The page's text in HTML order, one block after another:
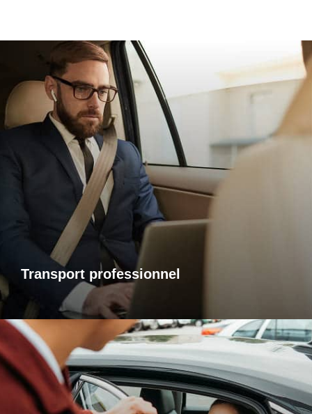
Transport professionnel
Transports professionnels
Je vous propose un service de transport dédié aux
déplacements d’affaires, adapté à vos besoins et à vos
contraintes. Que ce soit pour un rendez-vous, une réunion
ou bien un évènement, profitez d’un service ponctuel, discret
et confortable.